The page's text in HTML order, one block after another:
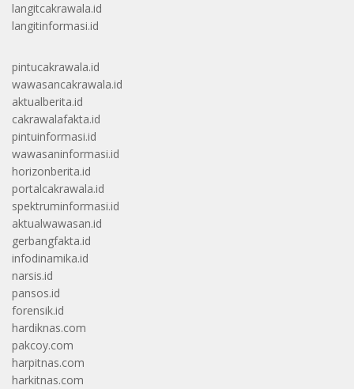
langitcakrawala.id
langitinformasi.id
pintucakrawala.id
wawasancakrawala.id
aktualberita.id
cakrawalafakta.id
pintuinformasi.id
wawasaninformasi.id
horizonberita.id
portalcakrawala.id
spektruminformasi.id
aktualwawasan.id
gerbangfakta.id
infodinamika.id
narsis.id
pansos.id
forensik.id
hardiknas.com
pakcoy.com
harpitnas.com
harkitnas.com